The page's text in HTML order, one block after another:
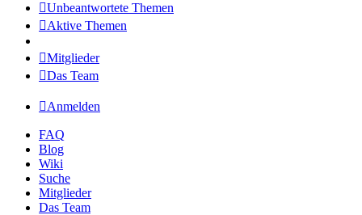
Unbeantwortete Themen
Aktive Themen
Mitglieder
Das Team
Anmelden
FAQ
Blog
Wiki
Suche
Mitglieder
Das Team